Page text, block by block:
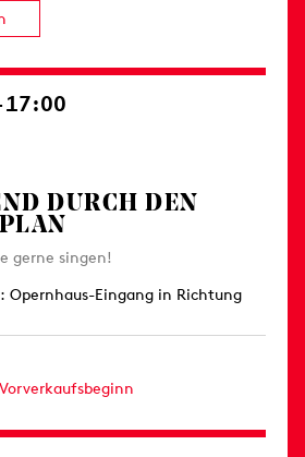
17:00
DURCH DEN
gerne singen!
Opernhaus-Eingang in Richtung